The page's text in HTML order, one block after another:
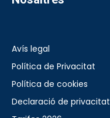
Avís legal
Política de Privacitat
Política de cookies
Declaració de privacitat